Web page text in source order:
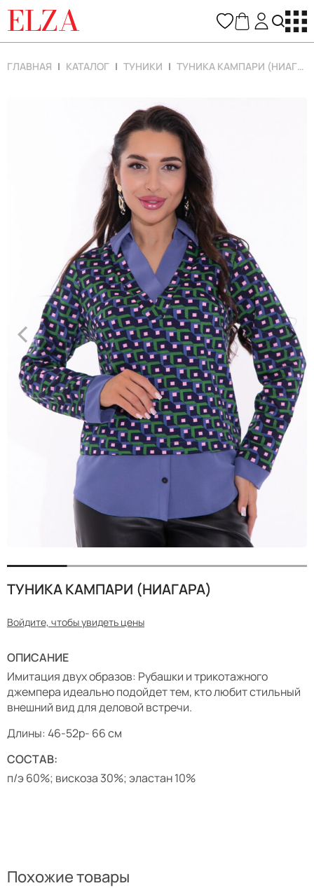
ELZA
ГЛАВНАЯ КАТАЛОГ ТУНИКИ ТУНИКА КАМПАРИ (НИАГАРА)
< >
ТУНИКА КАМПАРИ (НИАГАРА)
Войдите, чтобы увидеть цены
ОПИСАНИЕ
Имитация двух образов: Рубашки и трикотажного
джемпера идеально подойдет тем, кто любит стильный
внешний вид для деловой встречи.
Длины: 46-52р- 66 см
СОСТАВ:
п/э 60%; вискоза 30%; эластан 10%
Похожие товары